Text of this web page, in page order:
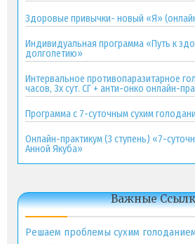
Здоровые привычки- новый «Я»
Индивидуальная программа «Путь к здоровью, молодости и
долголетию»
Интервальное противопаразитарное
часов, 3х сут. СГ + анти-онко
Программа с 7-суточным сухим
Онлайн-практикум (3 ступень) «7-
Анной Якуба»
Важные
Решаем проблемы сухим